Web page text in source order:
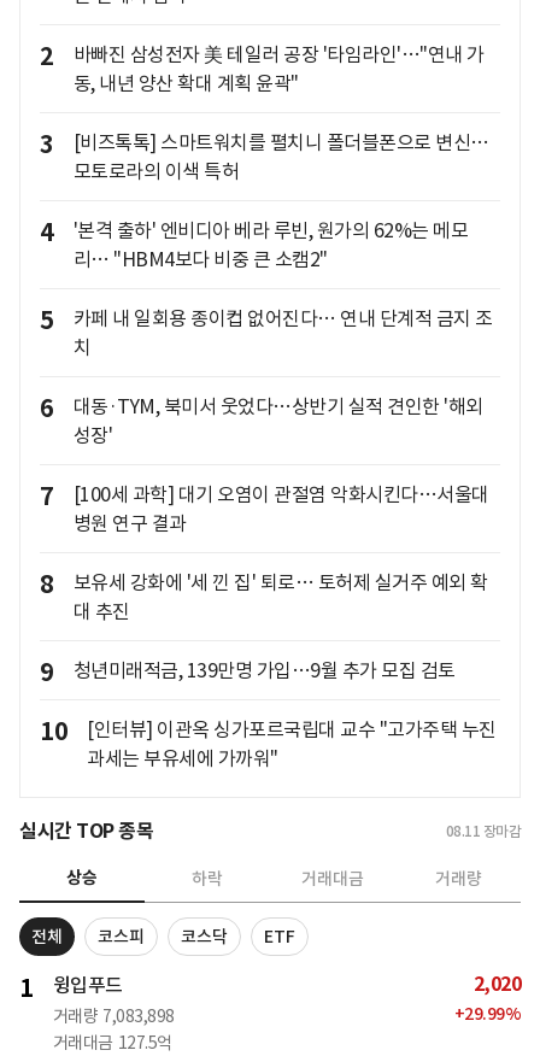
2
바빠진 삼성전자 美 테일러 공장 '타임라인'…"연내 가
동, 내년 양산 확대 계획 윤곽"
3
[비즈톡톡] 스마트워치를 펼치니 폴더블폰으로 변신…
모토로라의 이색 특허
4
'본격 출하' 엔비디아 베라 루빈, 원가의 62%는 메모
리… "HBM4보다 비중 큰 소캠2"
5
카페 내 일회용 종이컵 없어진다… 연내 단계적 금지 조
치
6
대동·TYM, 북미서 웃었다…상반기 실적 견인한 '해외
성장'
7
[100세 과학] 대기 오염이 관절염 악화시킨다…서울대
병원 연구 결과
8
보유세 강화에 '세 낀 집' 퇴로… 토허제 실거주 예외 확
대 추진
9 청년미래적금, 139만명 가입…9월 추가 모집 검토
10
[인터뷰] 이관옥 싱가포르국립대 교수 "고가주택 누진
과세는 부유세에 가까워"
실시간 TOP 종목 08.11 장마감
상승 하락 거래대금 거래량
전체 코스피 코스닥 ETF
1 윙입푸드
거래량 7,083,898
거래대금 127.5억
2,020
+29.99%